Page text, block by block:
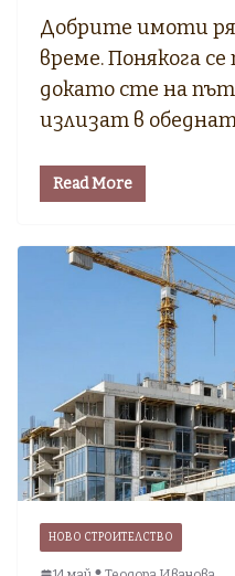
Добрите имоти
време. Понякога
докато сте на път
излизат в
Read More
НОВО СТРОИТЕЛСТВО